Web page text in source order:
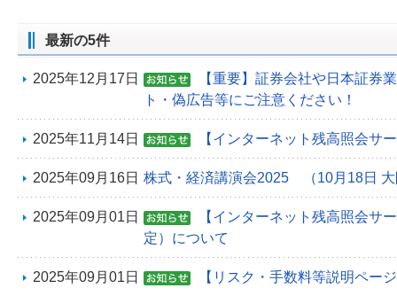
最新の5件
2025年12月17日
【重要】証券会社や日本証券
ト・偽広告等にご注意ください！
2025年11月14日 【インターネット残高照会サ
2025年09月16日 株式・経済講演会2025 （10月18日 大
2025年09月01日
【インターネット残高照会サ
定）について
2025年09月01日 【リスク・手数料等説明ペー